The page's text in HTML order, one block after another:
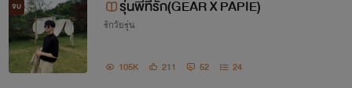
จบ รุ่นพี่ที่รัก(GEAR X PAPIE)
รักวัยรุ่น
105K 211 52 24